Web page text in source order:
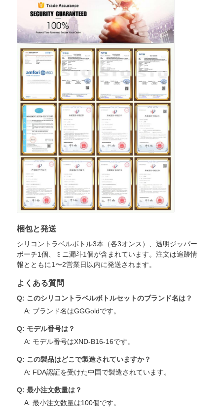
梱包と発送
シリコントラベルボトル3本（各3オンス）、透明ジッパー
ポーチ1個、ミニ漏斗1個が含まれています。注文は追跡情
報とともに1〜2営業日以内に発送されます。
よくある質問
Q: このシリコントラベルボトルセットのブランド名は？
A: ブランド名はGGGoldです。
Q: モデル番号は？
A: モデル番号はXND-B16-16です。
Q: この製品はどこで製造されていますか？
A: FDA認証を受けた中国で製造されています。
Q: 最小注文数量は？
A: 最小注文数量は100個です。